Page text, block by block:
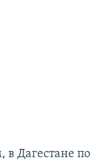
в Дагестане по